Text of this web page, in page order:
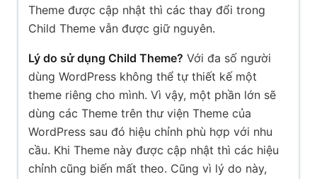
Theme được cập nhật thì các thay đổi trong
Child Theme vẫn được giữ nguyên.
Lý do sử dụng Child Theme? Với đa số người
dùng WordPress không thể tự thiết kế một
theme riêng cho mình. Vì vậy, một phần lớn sẽ
dùng các Theme trên thư viện Theme của
WordPress sau đó hiệu chỉnh phù hợp với nhu
cầu. Khi Theme này được cập nhật thì các hiệu
chỉnh cũng biến mất theo. Cũng vì lý do này,